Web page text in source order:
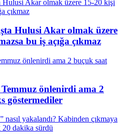
Hulusi Akar olmak üzere
bu iş açığa çıkmaz
önlenirdi ama 2
göstermediler